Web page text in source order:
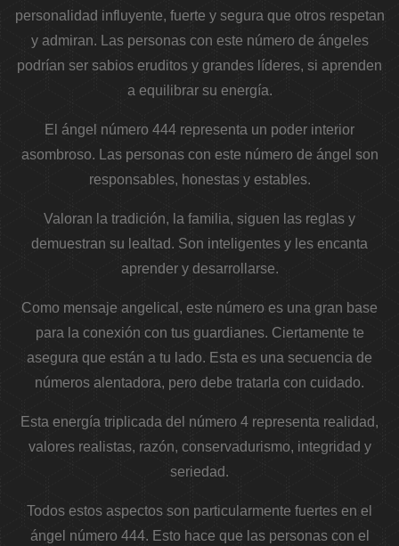
personalidad influyente, fuerte y segura que otros respetan
y admiran. Las personas con este número de ángeles
podrían ser sabios eruditos y grandes líderes, si aprenden
a equilibrar su energía.
El ángel número 444 representa un poder interior
asombroso. Las personas con este número de ángel son
responsables, honestas y estables.
Valoran la tradición, la familia, siguen las reglas y
demuestran su lealtad. Son inteligentes y les encanta
aprender y desarrollarse.
Como mensaje angelical, este número es una gran base
para la conexión con tus guardianes. Ciertamente te
asegura que están a tu lado. Esta es una secuencia de
números alentadora, pero debe tratarla con cuidado.
Esta energía triplicada del número 4 representa realidad,
valores realistas, razón, conservadurismo, integridad y
seriedad.
Todos estos aspectos son particularmente fuertes en el
ángel número 444. Esto hace que las personas con el